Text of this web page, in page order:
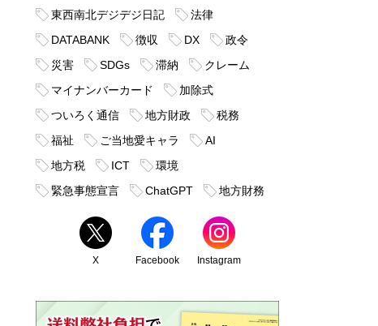
東西南北デジデジ日記
法律
DATABANK
徴収 DX
政令
災害
SDGs 滞納
クレーム
マイナンバーカード
加除式
ついろく通信
地方財政
税務
福祉
ご当地愛キャラ
AI
地方税
ICT
環境
緊急事態宣言
ChatGPT 地方財務
X Facebook Instagram